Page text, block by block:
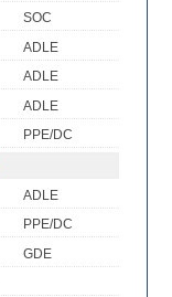
SOC
ADLE
ADLE
ADLE
PPE/DC
ADLE
PPE/DC
GDE